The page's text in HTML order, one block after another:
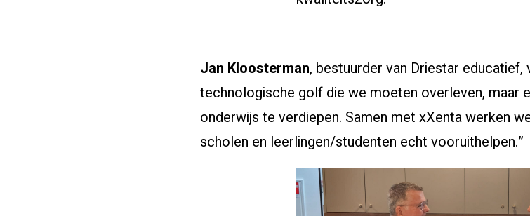
Jan Kloosterman, bestuurder van Driestar educatief,
technologische golf die we moeten overleven, maar
onderwijs te verdiepen. Samen met xXenta werken
scholen en leerlingen/studenten echt vooruithelpen.”